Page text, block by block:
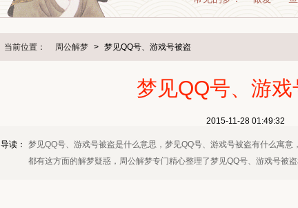
当前位置： 周公解梦 > 梦见QQ号、游戏号被盗
梦见QQ号、游戏
2015-11-28 01:49:32
导读：
梦见QQ号、游戏号被盗是什么意思，梦见QQ号、游戏号被盗有什么寓
都有这方面的解梦疑惑，周公解梦专门精心整理了梦见QQ号、游戏号被